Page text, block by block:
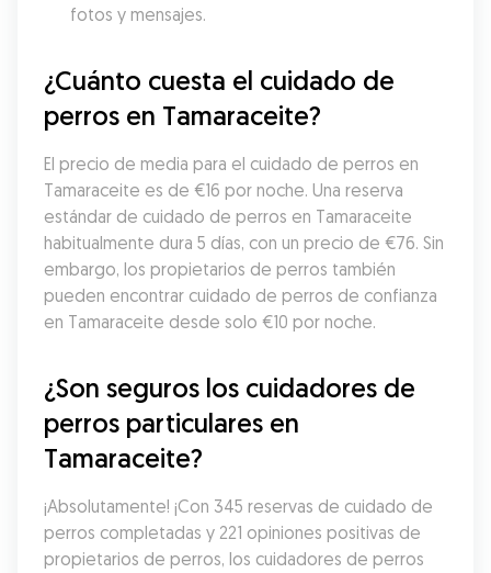
fotos y mensajes.
¿Cuánto cuesta el cuidado de
perros en Tamaraceite?
El precio de media para el cuidado de perros en
Tamaraceite es de €16 por noche. Una reserva
estándar de cuidado de perros en Tamaraceite
habitualmente dura 5 días, con un precio de €76. Sin
embargo, los propietarios de perros también
pueden encontrar cuidado de perros de confianza
en Tamaraceite desde solo €10 por noche.
¿Son seguros los cuidadores de
perros particulares en
Tamaraceite?
¡Absolutamente! ¡Con 345 reservas de cuidado de
perros completadas y 221 opiniones positivas de
propietarios de perros, los cuidadores de perros